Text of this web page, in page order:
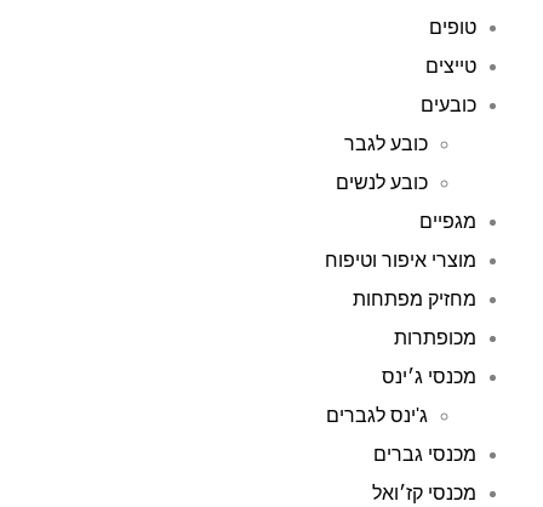
טופים
טייצים
כובעים
כובע לגבר
כובע לנשים
מגפיים
מוצרי איפור וטיפוח
מחזיק מפתחות
מכופתרות
מכנסי ג׳ינס
ג'ינס לגברים
מכנסי גברים
מכנסי קז׳ואל